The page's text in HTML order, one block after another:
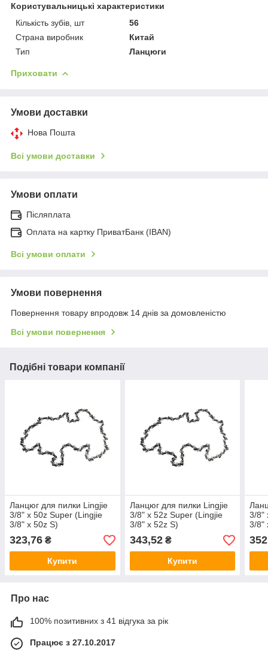
Користувальницькі характеристики
Кількість зубів, шт
56
Страна виробник
Китай
Тип
Ланцюги
Приховати
Умови доставки
Нова Пошта
Всі умови доставки
Умови оплати
Післяплата
Оплата на картку ПриватБанк (IBAN)
Всі умови оплати
Умови повернення
Повернення товару впродовж 14 днів за домовленістю
Всі умови повернення
Подібні товари компанії
Ланцюг для пилки Lingjie
3/8" х 50z Super (Lingjie
3/8" x 50z S)
323,76 ₴
Купити
Ланцюг для пилки Lingjie
3/8" х 52z Super (Lingjie
3/8" x 52z S)
343,52₴
Купити
3/8"
3/8"
Про нас
100% позитивних з 41 відгука за рік
Працює з 27.10.2017